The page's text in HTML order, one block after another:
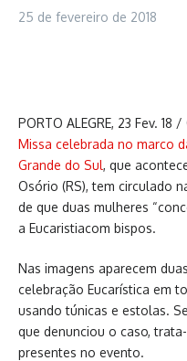
25 de fevereiro de 2018
PORTO ALEGRE, 23 Fev. 18 /
Missa celebrada no marco
Grande do Sul, que
Osório (RS), tem circulado
de que duas mulheres
a Eucaristiacom bispos.
Nas imagens aparecem
celebração Eucarística em
usando túnicas e estolas.
que denunciou o caso,
presentes no evento.